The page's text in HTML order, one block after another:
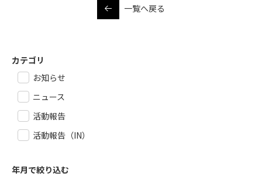
一覧へ戻る
カテゴリ
お知らせ
ニュース
活動報告
活動報告（IN）
年月で絞り込む